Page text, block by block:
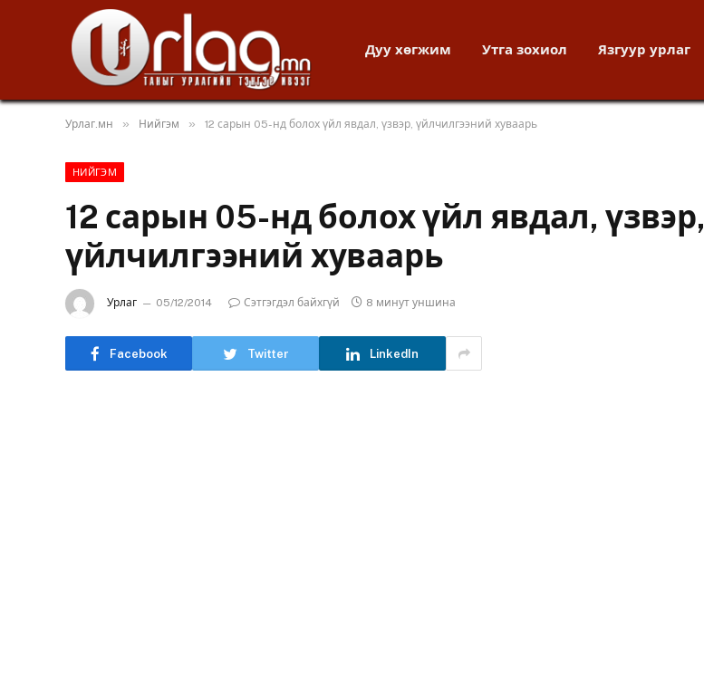
Дуу хөгжим Утга зохиол Язгуур урлаг
Урлаг.мн » Нийгэм » 12 сарын 05-нд болох үйл явдал, үзвэр, үйлчилгээний хуваарь
НИЙГЭМ
12 сарын 05-нд болох үйл явдал, үзвэр,
үйлчилгээний хуваарь
Урлаг 05/12/2014 Сэтгэгдэл байхгүй 8 минут уншина
Facebook Twitter LinkedIn